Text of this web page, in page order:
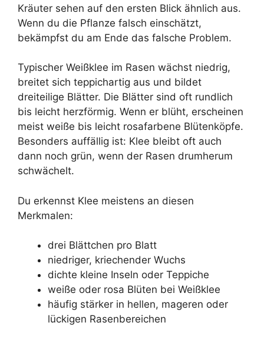
Kräuter sehen auf den ersten Blick ähnlich aus.
Wenn du die Pflanze falsch einschätzt,
bekämpfst du am Ende das falsche Problem.
Typischer Weißklee im Rasen wächst niedrig,
breitet sich teppichartig aus und bildet
dreiteilige Blätter. Die Blätter sind oft rundlich
bis leicht herzförmig. Wenn er blüht, erscheinen
meist weiße bis leicht rosafarbene Blütenköpfe.
Besonders auffällig ist: Klee bleibt oft auch
dann noch grün, wenn der Rasen drumherum
schwächelt.
Du erkennst Klee meistens an diesen
Merkmalen:
drei Blättchen pro Blatt
niedriger, kriechender Wuchs
dichte kleine Inseln oder Teppiche
weiße oder rosa Blüten bei Weißklee
häufig stärker in hellen, mageren oder
lückigen Rasenbereichen